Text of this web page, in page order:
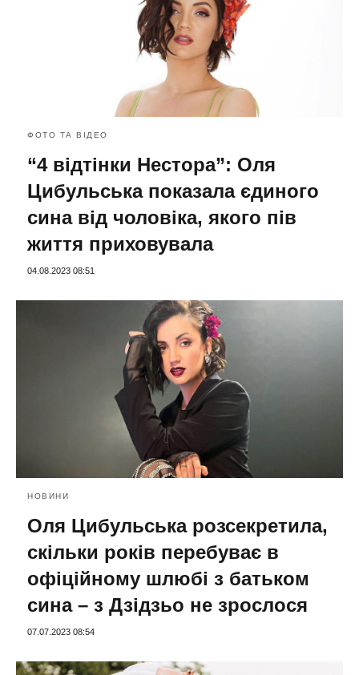
ФОТО ТА ВІДЕО
“4 відтінки Нестора”: Оля
Цибульська показала єдиного
сина від чоловіка, якого пів
життя приховувала
04.08.2023 08:51
НОВИНИ
Оля Цибульська розсекретила,
скільки років перебуває в
офіційному шлюбі з батьком
сина – з Дзідзьо не зрослося
07.07.2023 08:54